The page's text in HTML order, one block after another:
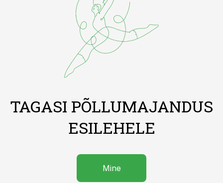
TAGASI PÕLLUMAJANDUS
ESILEHELE
Mine